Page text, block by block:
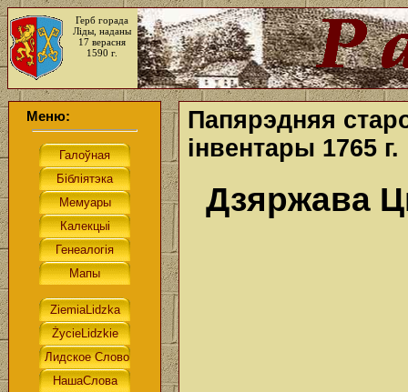
Герб горада
Ліды, наданы
17 верасня
1590 г.
Меню:
Папярэдняя
інвентары 1765 г.
Дзяржава